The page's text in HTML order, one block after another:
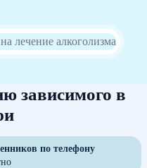
зависимого в
по телефону